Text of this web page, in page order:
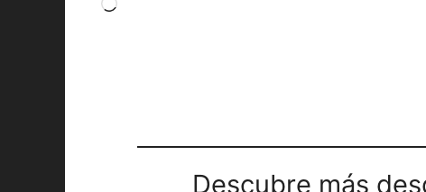
Cargando...
Descubre más